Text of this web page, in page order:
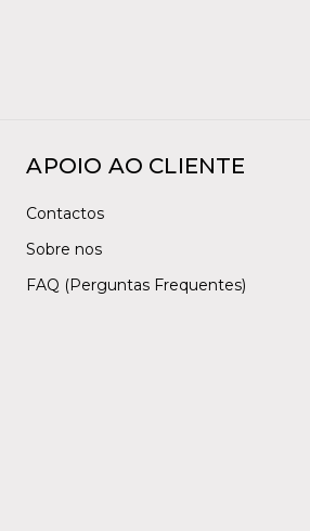
APOIO AO CLIENTE
Contactos
Sobre nos
FAQ (Perguntas Frequentes)